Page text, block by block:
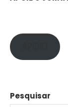
Pesquisar